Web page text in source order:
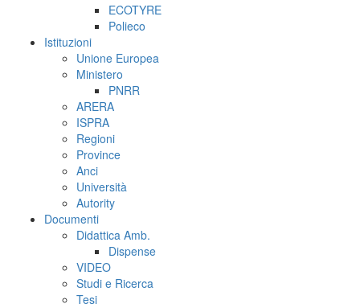
ECOTYRE
Polieco
Istituzioni
Unione Europea
Ministero
PNRR
ARERA
ISPRA
Regioni
Province
Anci
Università
Autority
Documenti
Didattica Amb.
Dispense
VIDEO
Studi e Ricerca
Tesi